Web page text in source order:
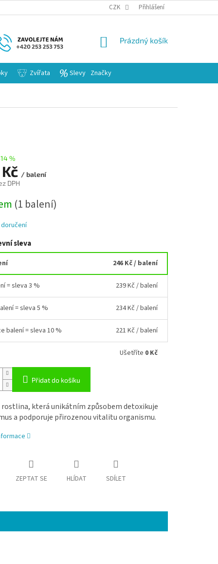
CZK Přihlášení
NÁKUPNÍ
Prázdný košík
Zvířata Slevy Značky
%
/ balení
DPH
(1 balení)
sleva
246 Kč/ balení
= sleva 3 % 239 Kč / balení
= sleva 5 % 234 Kč / balení
balení = sleva 10 % 221 Kč / balení
Ušetříte 0 Kč
Přidat do košíku
rostlina, která unikátním způsobem detoxikuje
a podporuje přirozenou vitalitu organismu.
ZEPTAT SE HLÍDAT SDÍLET